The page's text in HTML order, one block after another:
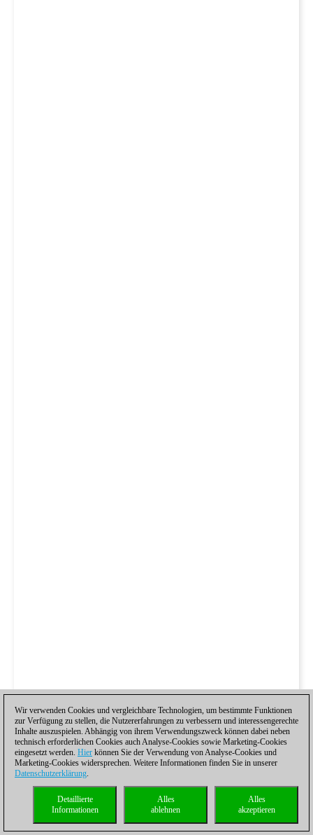
Wir verwenden Cookies und vergleichbare Technologien, um bestimmte Funktionen
zur Verfügung zu stellen, die Nutzererfahrungen zu verbessern und interessengerechte
Inhalte auszuspielen. Abhängig von ihrem Verwendungszweck können dabei neben
technisch erforderlichen Cookies auch Analyse-Cookies sowie Marketing-Cookies
eingesetzt werden. Hier können Sie der Verwendung von Analyse-Cookies und
Marketing-Cookies widersprechen. Weitere Informationen finden Sie in unserer
Datenschutzerklärung.
Alles
akzeptieren
Alles
ablehnen
Detaillierte
Informationen